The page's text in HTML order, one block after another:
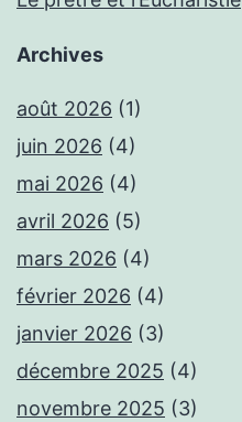
Archives
août 2026 (1)
juin 2026 (4)
mai 2026 (4)
avril 2026 (5)
mars 2026 (4)
février 2026 (4)
janvier 2026 (3)
décembre 2025 (4)
novembre 2025 (3)